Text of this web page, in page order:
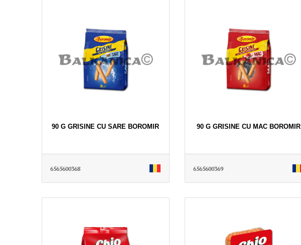
90 G GRISINE CU SARE BOROMIR
6565600368
90 G GRISINE CU MAC BOROMIR
6565600369